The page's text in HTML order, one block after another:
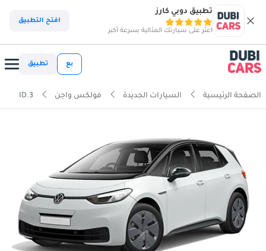
تطبيق دوبي كارز
اعثر على سيارتك المثالية بسرعة أكبر
افتح التطبيق
بع تطبيق
الصفحة الرئيسية السيارات الجديدة فولكس واجن ID.3